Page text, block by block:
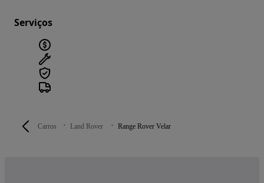
Carros Land Rover Range Rover Velar
Serviços